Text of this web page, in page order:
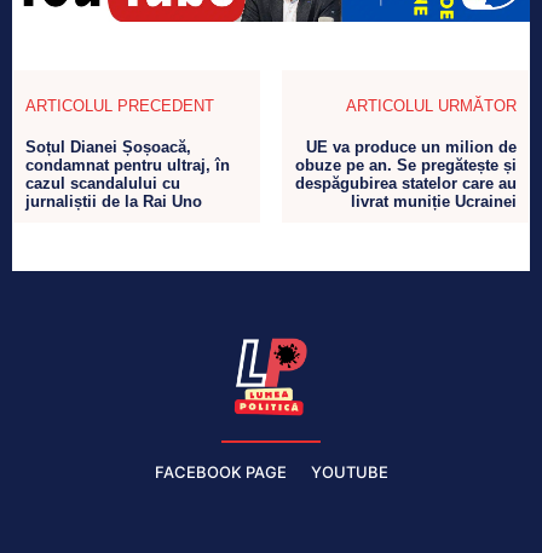
ARTICOLUL PRECEDENT
Soțul Dianei Șoșoacă,
condamnat pentru ultraj, în
cazul scandalului cu
jurnaliștii de la Rai Uno
ARTICOLUL URMĂTOR
UE va produce un milion de
obuze pe an. Se pregătește și
despăgubirea statelor care au
livrat muniție Ucrainei
FACEBOOK PAGE YOUTUBE